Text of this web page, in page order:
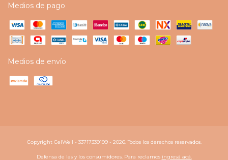
Medios de pago
Medios de envío
Copyright CelWell - 33717339199 - 2026. Todos los derechos reservados.
Defensa de las y los consumidores. Para reclamos ingresá acá.